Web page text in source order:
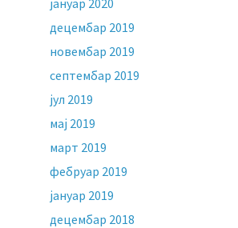
јануар 2020
децембар 2019
новембар 2019
септембар 2019
јул 2019
мај 2019
март 2019
фебруар 2019
јануар 2019
децембар 2018